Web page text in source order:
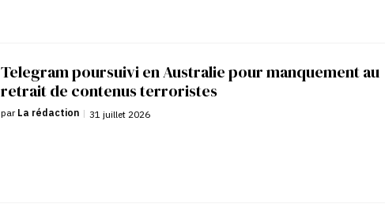
Telegram poursuivi en Australie pour manquement au
retrait de contenus terroristes
par La rédaction | 31 juillet 2026